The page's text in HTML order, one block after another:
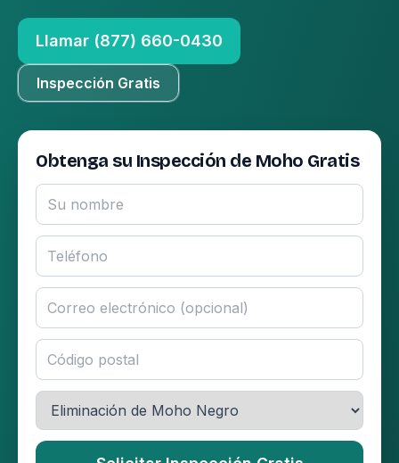
Llamar (877) 660-0430
Inspección Gratis
Obtenga su Inspección de Moho Gratis